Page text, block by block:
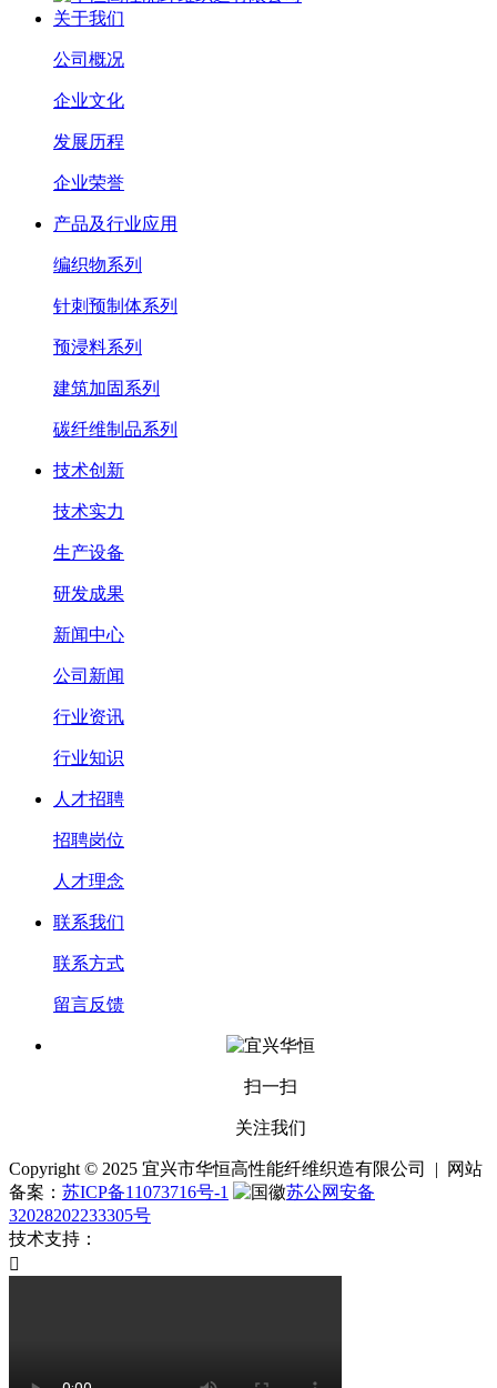
关于我们
公司概况
企业文化
发展历程
企业荣誉
产品及行业应用
编织物系列
针刺预制体系列
预浸料系列
建筑加固系列
碳纤维制品系列
技术创新
技术实力
生产设备
研发成果
新闻中心
公司新闻
行业资讯
行业知识
人才招聘
招聘岗位
人才理念
联系我们
联系方式
留言反馈
扫一扫
关注我们
Copyright © 2025 宜兴市华恒高性能纤维织造有限公司 | 网站
备案： 苏ICP备11073716号-1
苏公网安备
32028202233305号
技术支持：
